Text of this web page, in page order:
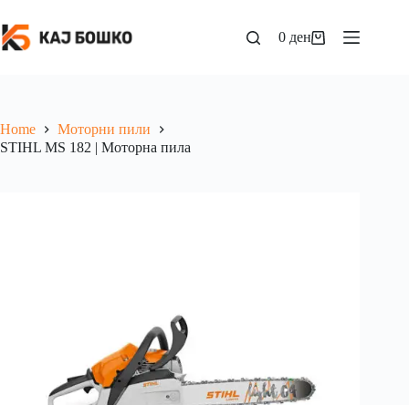
0 ден
Home
Моторни пили
STIHL MS 182 | Моторна пила